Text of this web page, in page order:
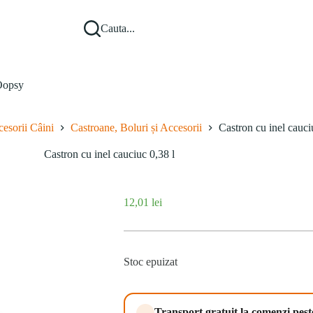
Cauta...
Câini Castroane, Boluri și Accesorii Castron cu inel
Castron cu inel cauciuc 0,38 l
12,01 lei
Stoc epuizat